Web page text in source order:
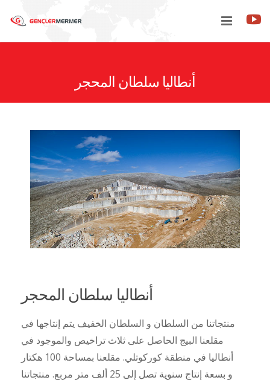
الاتصال
أنطاليا سلطان المحجر
أنطاليا سلطان المحجر
منتجاتنا من السلطان و السلطان الخفيف يتم إنتاجها في
مقلعنا البيج الحاصل على ثلاث تراخيص والموجود في
أنطاليا في منطقة كوركوتلي. مقلعنا بمساحة 100 هكتار
و بسعة إنتاج سنوية تصل إلى 25 ألف متر مربع. منتجاتنا